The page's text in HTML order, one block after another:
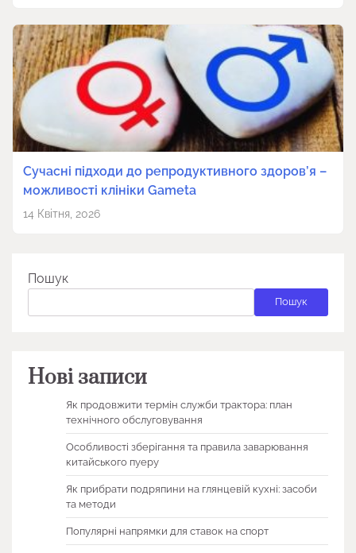
Сучасні підходи до репродуктивного здоров’я –
можливості клініки Gameta
14 Квітня, 2026
Пошук
Пошук
Нові записи
Як продовжити термін служби трактора: план
технічного обслуговування
Особливості зберігання та правила заварювання
китайського пуеру
Як прибрати подряпини на глянцевій кухні: засоби
та методи
Популярні напрямки для ставок на спорт